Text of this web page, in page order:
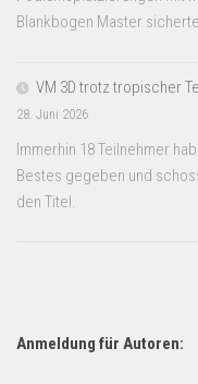
Blankbogen Master
VM 3D trotz tropischer
28. Juni 2026
Immerhin 18 Teilnehmer
Bestes gegeben und
den Titel.
Anmeldung für Autoren: